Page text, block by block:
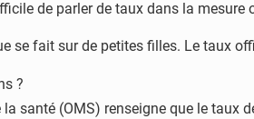
de parler de taux dans la
se fait sur de petites filles. Le taux
?
la santé (OMS) renseigne que le taux